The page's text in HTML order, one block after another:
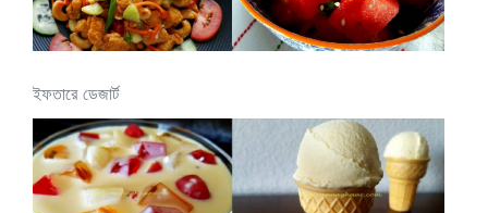
ইফতারে ডেজার্ট